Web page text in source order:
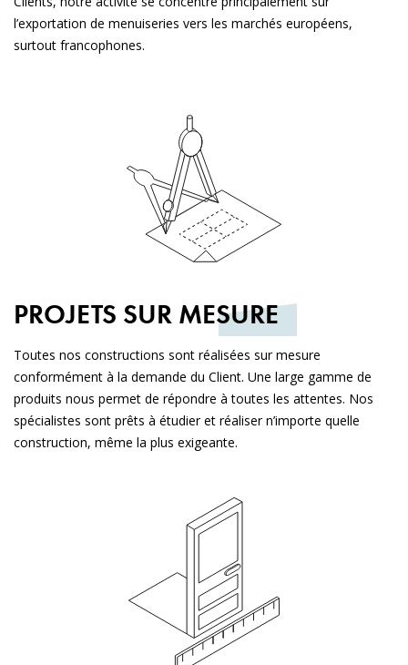
l’exportation de menuiseries vers les marchés européens,
surtout francophones.
PROJETS SUR MESURE
Toutes nos constructions sont réalisées sur mesure
conformément à la demande du Client. Une large gamme de
produits nous permet de répondre à toutes les attentes. Nos
spécialistes sont prêts à étudier et réaliser n’importe quelle
construction, même la plus exigeante.